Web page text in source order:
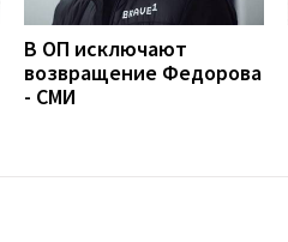
В ОП исключают
возвращение Федорова
- СМИ